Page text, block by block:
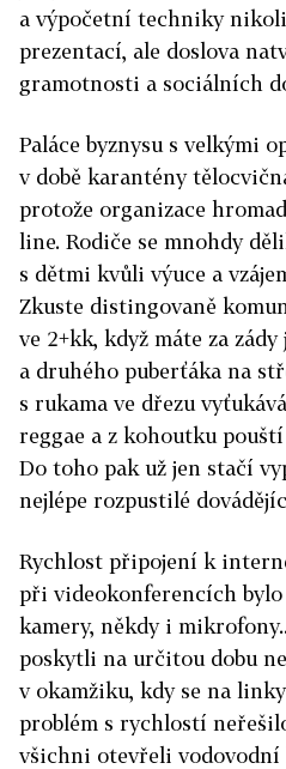
a výpočetní techniky
prezentací, ale doslova
gramotnosti a sociálních
Paláce byznysu s velkými
v době karantény
protože organizace
line. Rodiče se mnohdy
s dětmi kvůli výuce a
Zkuste distingovaně
ve 2+kk, když máte za
a druhého puberťáka na
s rukama ve dřezu
reggae a z kohoutku
Do toho pak už jen stačí
nejlépe rozpustilé
Rychlost připojení k
při videokonferencích
kamery, někdy i
poskytli na určitou dobu
v okamžiku, kdy se na
problém s rychlostí
všichni otevřeli vodovodní